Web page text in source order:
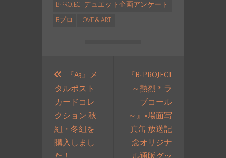
B-PROJECTデュエット企画アンケート
Bプロ LOVE＆ART
『A3』メ
タルポスト
カードコレ
クション 秋
組・冬組を
購入しまし
『B-PROJECT
～熱烈＊ラ
ブコール
～』×場面写
真缶 放送記
念オリジナ